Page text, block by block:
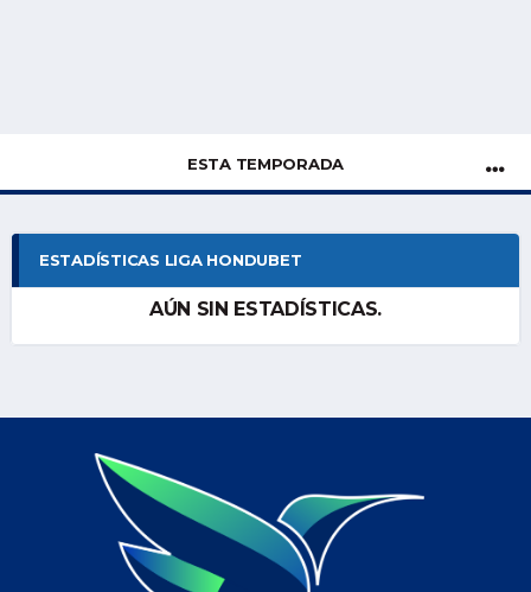
ESTA TEMPORADA
ESTADÍSTICAS LIGA HONDUBET
AÚN SIN ESTADÍSTICAS.